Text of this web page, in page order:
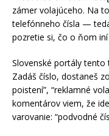
zámer volajúceho. Na
telefónneho čísla —
pozretie si, čo o ňom
Slovenské portály
Zadáš číslo, dostaneš
poistení”, “reklamné
komentárov viem, že
varovanie: “podvodné